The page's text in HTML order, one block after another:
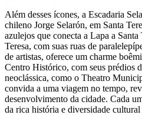
Além desses ícones, a Escadaria
chileno Jorge Selarón, em Santa
azulejos que conecta a Lapa a
Teresa, com suas ruas de
de artistas, oferece um charme
Centro Histórico, com seus prédios
neoclássica, como o Theatro
convida a uma viagem no tempo,
desenvolvimento da cidade. Cada
da rica história e diversidade